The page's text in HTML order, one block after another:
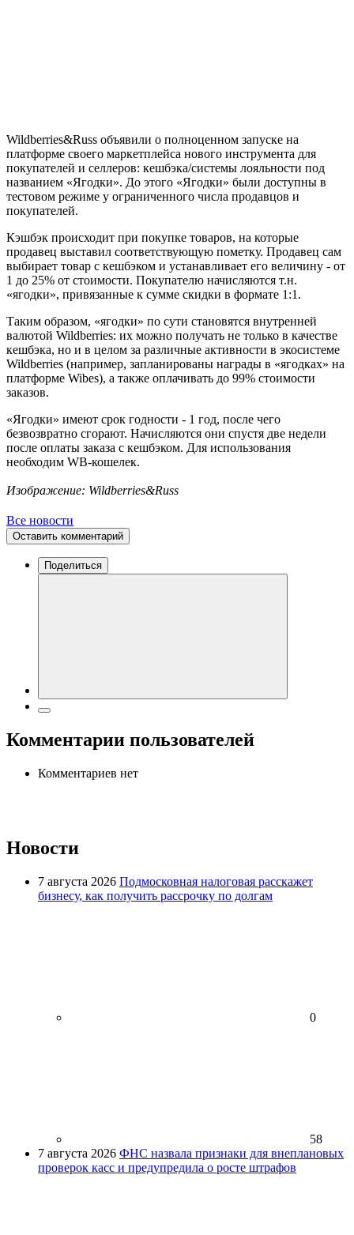
Wildberries&Russ объявили о полноценном запуске на
платформе своего маркетплейса нового инструмента для
покупателей и селлеров: кешбэка/системы лояльности под
названием «Ягодки». До этого «Ягодки» были доступны в
тестовом режиме у ограниченного числа продавцов и
покупателей.
Кэшбэк происходит при покупке товаров, на которые
продавец выставил соответствующую пометку. Продавец сам
выбирает товар с кешбэком и устанавливает его величину - от
1 до 25% от стоимости. Покупателю начисляются т.н.
«ягодки», привязанные к сумме скидки в формате 1:1.
Таким образом, «ягодки» по сути становятся внутренней
валютой Wildberries: их можно получать не только в качестве
кешбэка, но и в целом за различные активности в экосистеме
Wildberries (например, запланированы награды в «ягодках» на
платформе Wibes), а также оплачивать до 99% стоимости
заказов.
«Ягодки» имеют срок годности - 1 год, после чего
безвозвратно сгорают. Начисляются они спустя две недели
после оплаты заказа с кешбэком. Для использования
необходим WB-кошелек.
Изображение: Wildberries&Russ
Все новости
Оставить комментарий
Поделиться
Комментарии пользователей
Комментариев нет
Новости
7 августа 2026 Подмосковная налоговая расскажет
бизнесу, как получить рассрочку по долгам
0
58
7 августа 2026 ФНС назвала признаки для внеплановых
проверок касс и предупредила о росте штрафов